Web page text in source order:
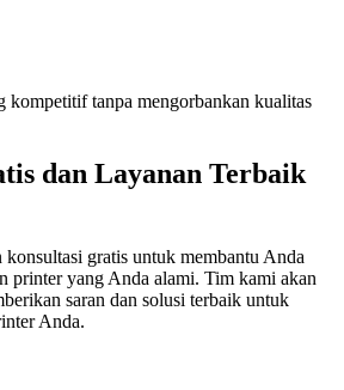
kompetitif tanpa mengorbankan kualitas
dan Layanan Terbaik
gratis untuk membantu Anda
printer yang Anda alami. Tim kami akan
saran dan solusi terbaik untuk
Anda.